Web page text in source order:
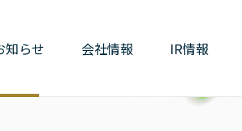
知らせ 会社情報 IR情報